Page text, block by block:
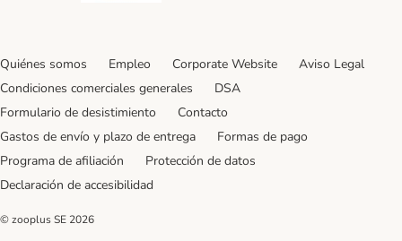
Quiénes somos Empleo Corporate Website
Aviso Legal
Condiciones comerciales generales
DSA
Formulario de desistimiento
Contacto
Gastos de envío y plazo de entrega
Formas de pago
Programa de afiliación
Protección de datos
Declaración de accesibilidad
© zooplus SE 2026